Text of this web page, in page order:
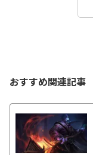
おすすめ関連記事